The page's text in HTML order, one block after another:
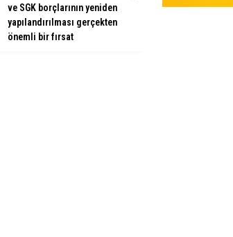
ve SGK borçlarının yeniden
yapılandırılması gerçekten
önemli bir fırsat